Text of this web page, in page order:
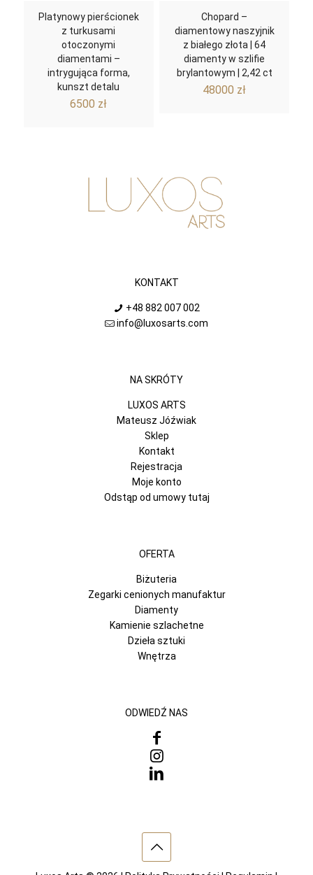
Platynowy pierścionek
z turkusami
otoczonymi
diamentami –
intrygująca forma,
kunszt detalu
6500 zł
Chopard –
diamentowy naszyjnik
z białego złota | 64
diamenty w szlifie
brylantowym | 2,42 ct
48000 zł
KONTAKT
+48 882 007 002
info@luxosarts.com
NA SKRÓTY
LUXOS ARTS
Mateusz Jóźwiak
Sklep
Kontakt
Rejestracja
Moje konto
Odstąp od umowy tutaj
OFERTA
Biżuteria
Zegarki cenionych manufaktur
Diamenty
Kamienie szlachetne
Dzieła sztuki
Wnętrza
ODWIEDŹ NAS